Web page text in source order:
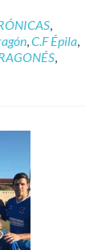
,
,C.F Épila,
,